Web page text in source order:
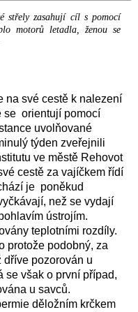
střely zasahují cíl s pomocí
motorů letadla, ženou se
na své cestě k nalezení
se orientují pomocí
uvolňované
týden zveřejnili
ve městě Rehovot
cestě za vajíčkem řídí
je poněkud
než se vydají
ústrojím.
teplotními rozdíly.
protože podobný, za
pozorován u
se však o první případ,
u savců.
děložním krčkem